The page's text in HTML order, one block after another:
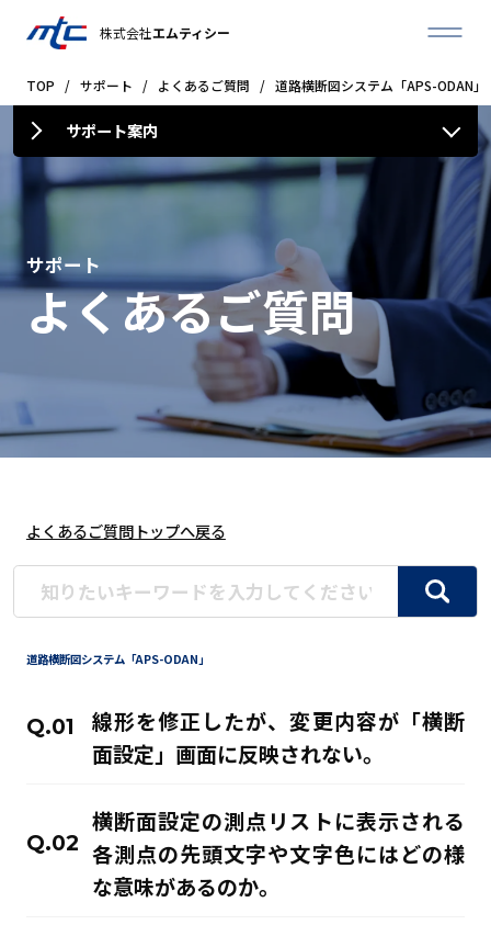
株式会社エムティシー
TOP / サポート / よくあるご質問 / 道路横断図システム「APS-ODAN」
サポート案内
サポート
よくあるご質問
よくあるご質問トップへ戻る
道路横断図システム「APS-ODAN」
Q.
線形を修正したが、変更内容が「横断
面設定」画面に反映されない。
Q.
横断面設定の測点リストに表示される
各測点の先頭文字や文字色にはどの様
な意味があるのか。